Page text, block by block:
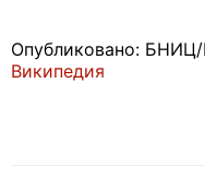
Опубликовано:
Википедия